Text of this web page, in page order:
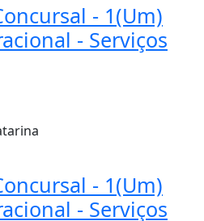
- 1(Um)
- Serviços
- 1(Um)
- Serviços